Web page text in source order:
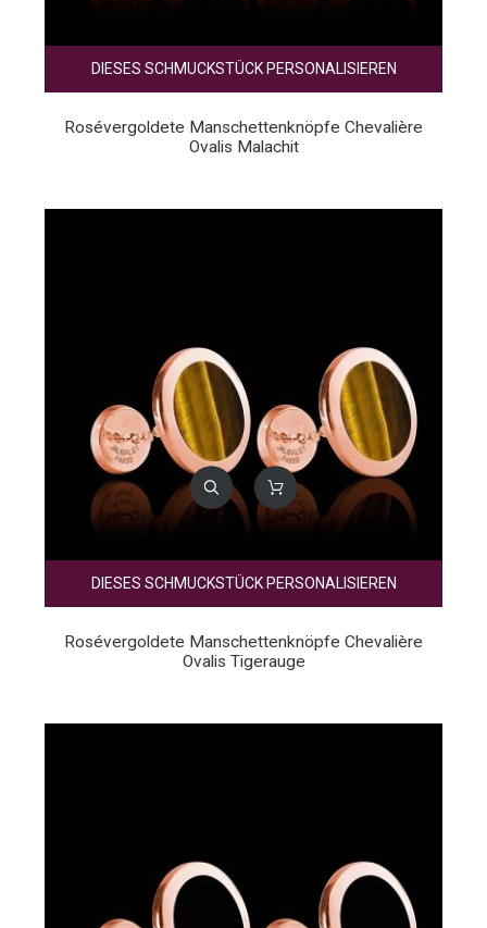
DIESES SCHMUCKSTÜCK PERSONALISIEREN
Rosévergoldete Manschettenknöpfe Chevalière
Ovalis Malachit
DIESES SCHMUCKSTÜCK PERSONALISIEREN
Rosévergoldete Manschettenknöpfe Chevalière
Ovalis Tigerauge